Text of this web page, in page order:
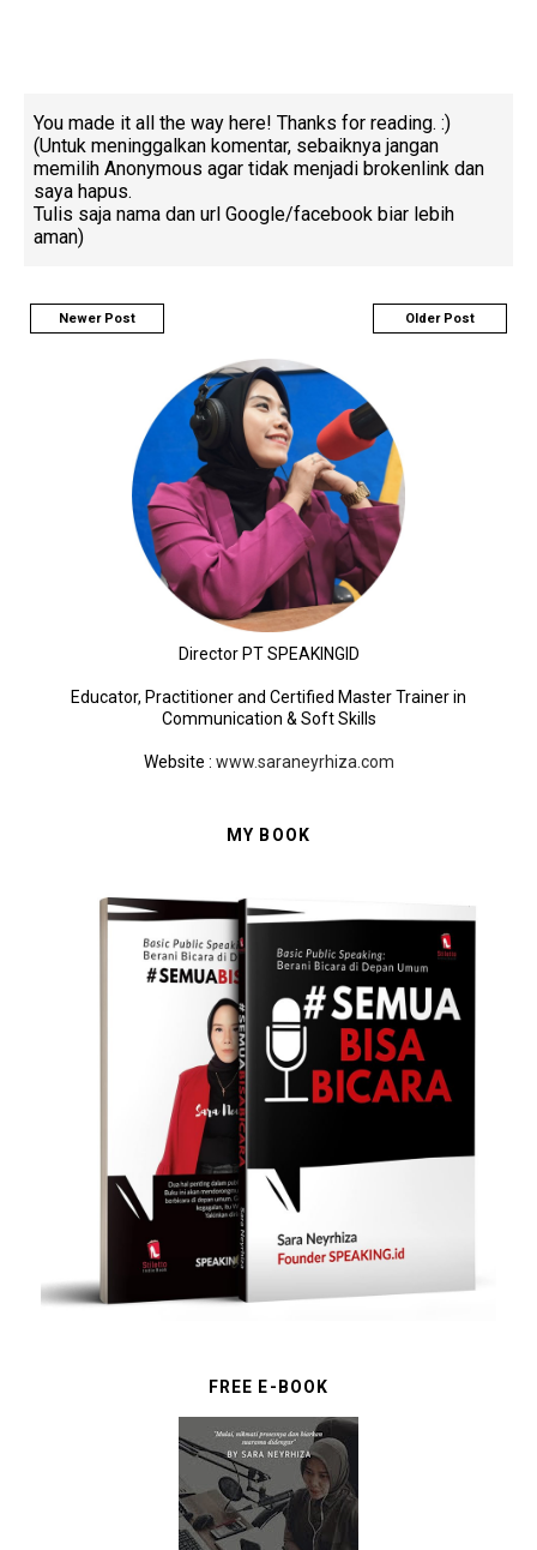
You made it all the way here! Thanks for reading. :)
(Untuk meninggalkan komentar, sebaiknya jangan
memilih Anonymous agar tidak menjadi brokenlink dan
saya hapus.
Tulis saja nama dan url Google/facebook biar lebih
aman)
Newer Post Older Post
Director PT SPEAKINGID
Educator, Practitioner and Certified Master Trainer in
Communication & Soft Skills
Website : www.saraneyrhiza.com
MY BOOK
FREE E-BOOK